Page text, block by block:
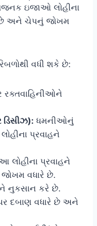
ઇજાઓ લોહીના
છે અને ચેપનું જોખમ
વધી શકે છે:
રક્તવાહિનીઓને
ડિસીઝ): ધમનીઓનું
પ્રવાહને
લોહીના પ્રવાહને
વધારે છે.
નુકસાન કરે છે.
દબાણ વધારે છે અને